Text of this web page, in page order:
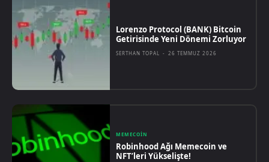
Lorenzo Protocol (BANK) Bitcoin
Getirisinde Yeni Dönemi Zorluyor
SERTHAN TOPAL - 26 TEMMUZ 2026
MEMECOIN
Robinhood Ağı Memecoin ve
NFT’leri Yükselişte!